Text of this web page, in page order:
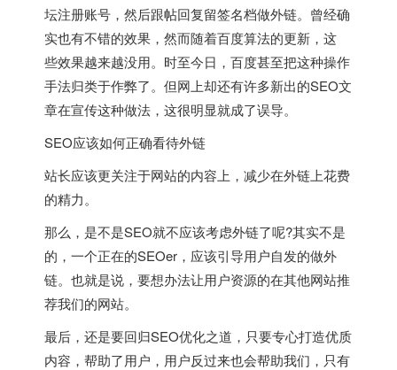
坛注册账号，然后跟帖回复留签名档做外链。曾经确
实也有不错的效果，然而随着百度算法的更新，这
些效果越来越没用。时至今日，百度甚至把这种操作
手法归类于作弊了。但网上却还有许多新出的SEO文
章在宣传这种做法，这很明显就成了误导。
SEO应该如何正确看待外链
站长应该更关注于网站的内容上，减少在外链上花费
的精力。
那么，是不是SEO就不应该考虑外链了呢?其实不是
的，一个正在的SEOer，应该引导用户自发的做外
链。也就是说，要想办法让用户资源的在其他网站推
荐我们的网站。
最后，还是要回归SEO优化之道，只要专心打造优质
内容，帮助了用户，用户反过来也会帮助我们，只有